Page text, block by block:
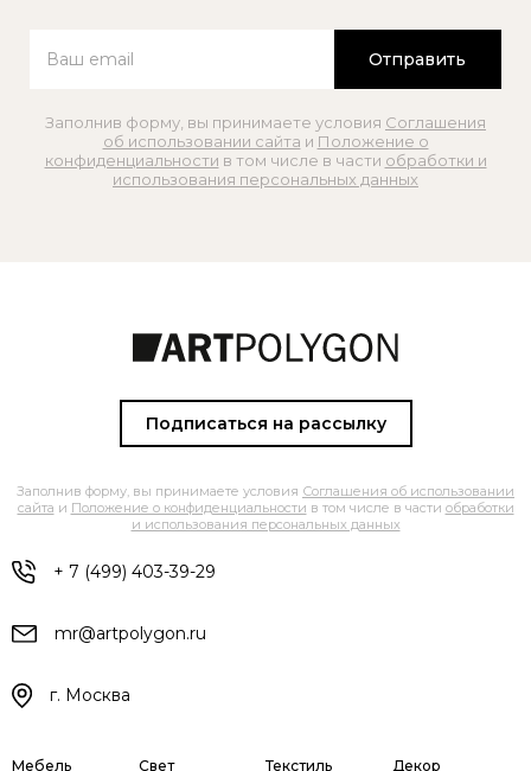
Отправить
Заполнив форму, вы принимаете условия Соглашения
об использовании сайта и Положение о
конфиденциальности в том числе в части обработки и
использования персональных данных
Подписаться на рассылку
Заполнив форму, вы принимаете условия Соглашения об использовании
сайта и Положение о конфиденциальности в том числе в части обработки
и использования персональных данных
+ 7 (499) 403-39-29
mr@artpolygon.ru
г. Москва
Мебель Свет Текстиль Декор